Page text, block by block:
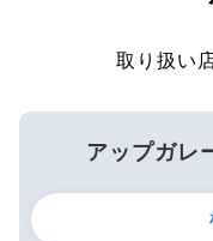
取り扱い
アップガレ